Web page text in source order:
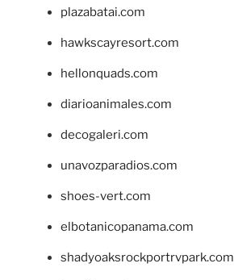
plazabatai.com
hawkscayresort.com
hellonquads.com
diarioanimales.com
decogaleri.com
unavozparadios.com
shoes-vert.com
elbotanicopanama.com
shadyoaksrockportrvpark.com